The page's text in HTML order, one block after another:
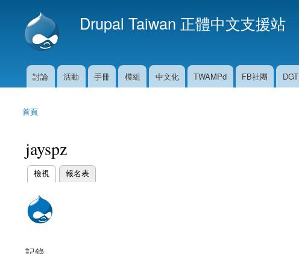
Drupal Taiwan 正體中文支援站
主選單
討論 活動 手冊 模組 中文化 TWAMPd FB社團 DGT
您在這裡
首頁
jayspz
主要索引標籤
檢視
(作用中頁籤) 報名表